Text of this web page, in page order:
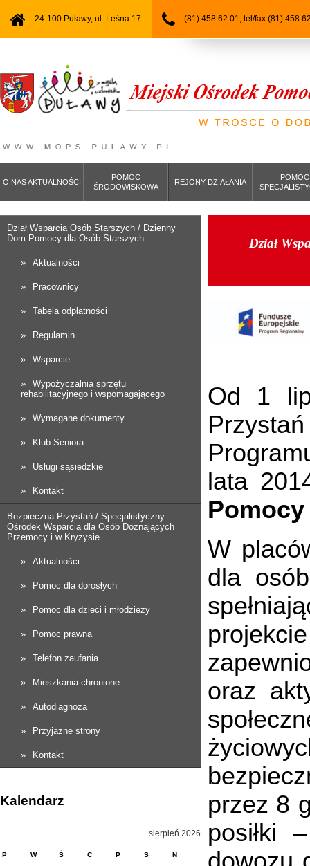
24-100 Puławy, ul. Leśna 17 (81) 458 62 01, tel/fax (81) 458
O NAS AKTUALNOŚCI
POMOC
ŚRODOWISKOWA
REJONY DZIAŁANIA
POMOC
Dział
Od 1
lata
W
dla
oraz
przez 8
posiłki
Dział Wsparcia Osób Starszych / Dzienny
Dom Pomocy dla Osób Starszych
Aktualności
Pracownicy
Tabela odpłatności
Regulamin
Wsparcie
Wypożyczalnia sprzętu
rehabilitacyjnego i wspomagającego
Wymagane dokumenty
Klub Seniora
Usługi sąsiedzkie
Kontakt
Bezpieczna Przystań / Specjalistyczny
Ośrodek Wsparcia dla Osób Doznających
Przemocy i w Kryzysie
Aktualności
Pomoc dla dorosłych
Pomoc dla dzieci i młodzieży
Pomoc prawna
Telefon zaufania
Mieszkania chronione
Autodiagnoza
Przyjazne strony
Kontakt
Kalendarz
sierpień 2026
P W Ś C P S N